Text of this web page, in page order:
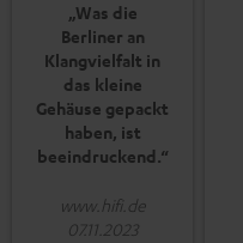
„Was die
Berliner an
Klangvielfalt in
das kleine
Gehäuse gepackt
haben, ist
beeindruckend.“
www.hifi.de
07.11.2023